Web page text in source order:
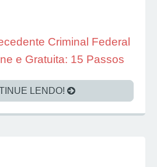
Criminal Federal
e Gratuita: 15 Passos
LENDO!